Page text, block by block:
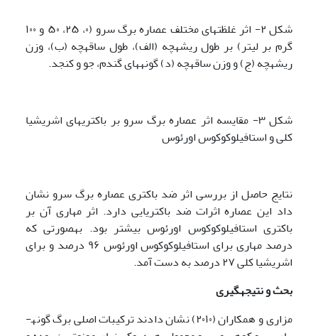
شکل ۲- اثر غلظت­های مختلف عصاره برگ سرو (۰، ۲۵، ۵۰ و ۱۰۰
گرم بر لیتر) بر طول ریشه­چه (الف)، طول ساقه­چه (ب)، وزن
ریشه­چه (ج) و وزن ساقه­چه (د) گونه­های گندم، جو و کنجد.
شکل ۳- مقایسه اثر عصاره برگ سرو بر باکتری­های اشریشیا
کلی و استافیلوکوکوس اورئوس
نتایج حاصل از بررسی اثر ضد باکتری عصاره برگ سرو نشان
داد این عصاره اثرات ضد باکتریایی دارد. اثر مهاری آن بر
باکتری استافیلوکوکوس اورئوس بیشتر بود. به­صورتی که
درصد مهاری برای استافیلوکوکوس اورئوس ۹۶ درصد و برای
اشریشیا کلی ۲۷ درصد به دست آمد.
بحث و نتیجه­گیری
مزاری و همکاران (۲۰۱۰) نشان دادند ترکیبات اصلی برگ گونه­